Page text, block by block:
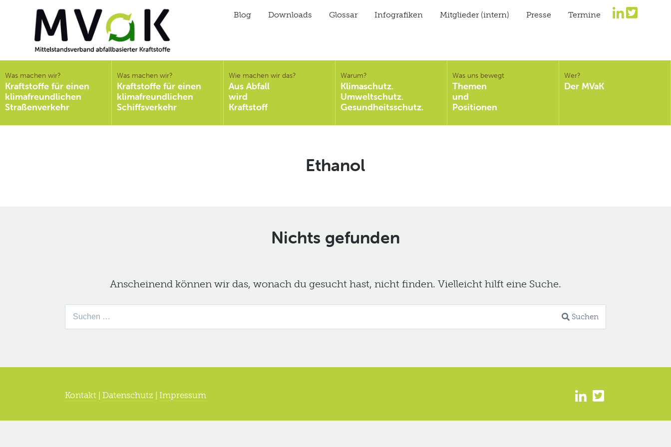
Mittelstandsverband
abfallbasierter
Kraftstoffe e.V.
MVaK
Blog Downloads Glossar Infografiken Mitglieder (intern) Presse Termine
Was machen wir?
Kraftstoffe für einen
klimafreundlichen
Straßenverkehr
Was machen wir?
Kraftstoffe für einen
klimafreundlichen
Schiffsverkehr
Wie machen wir das?
Aus Abfall
wird
Kraftstoff
Warum?
Klimaschutz.
Umweltschutz.
Gesundheitsschutz.
Was uns bewegt
Themen
und
Positionen
Wer?
Der MVaK
Schlagwort:
Ethanol
Nichts gefunden
Anscheinend können wir das, wonach du gesucht hast, nicht finden. Vielleicht hilft eine Suche.
Suche
nach:
Suchen
Kontakt| Datenschutz | Impressum